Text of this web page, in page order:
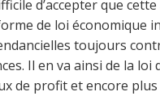
d’accepter que
de loi économique
toujours
Il en va ainsi de la loi
de profit et encore plus